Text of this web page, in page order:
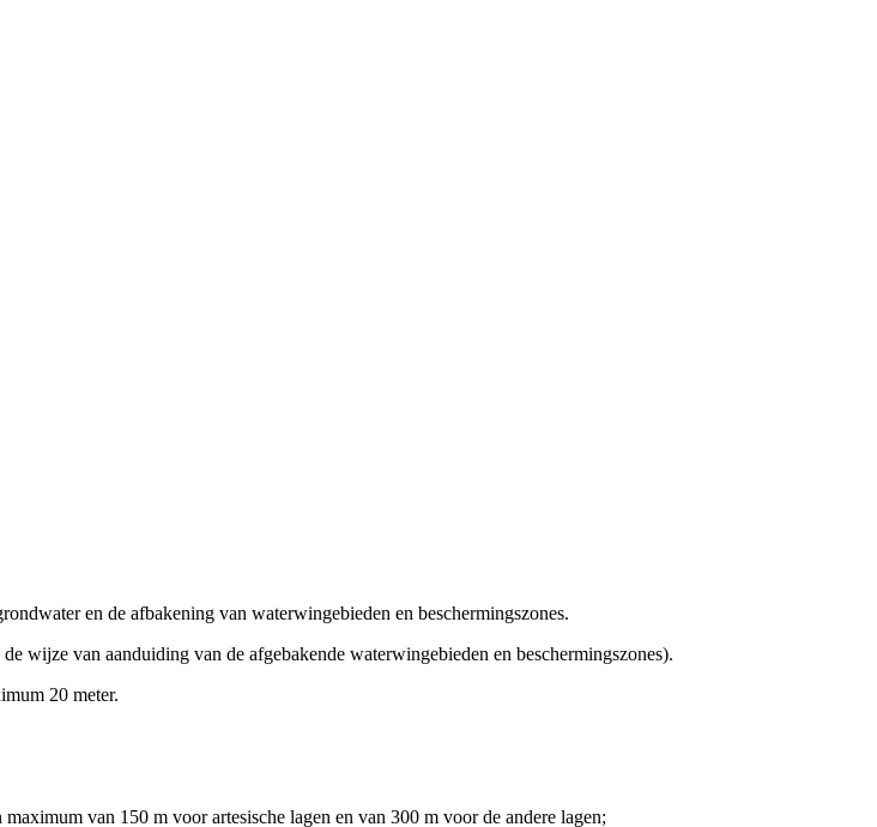
en de afbakening van waterwingebieden en beschermingszones.
wijze van aanduiding van de afgebakende waterwingebieden en beschermingszones).
20 meter.
van 150 m voor artesische lagen en van 300 m voor de andere lagen;